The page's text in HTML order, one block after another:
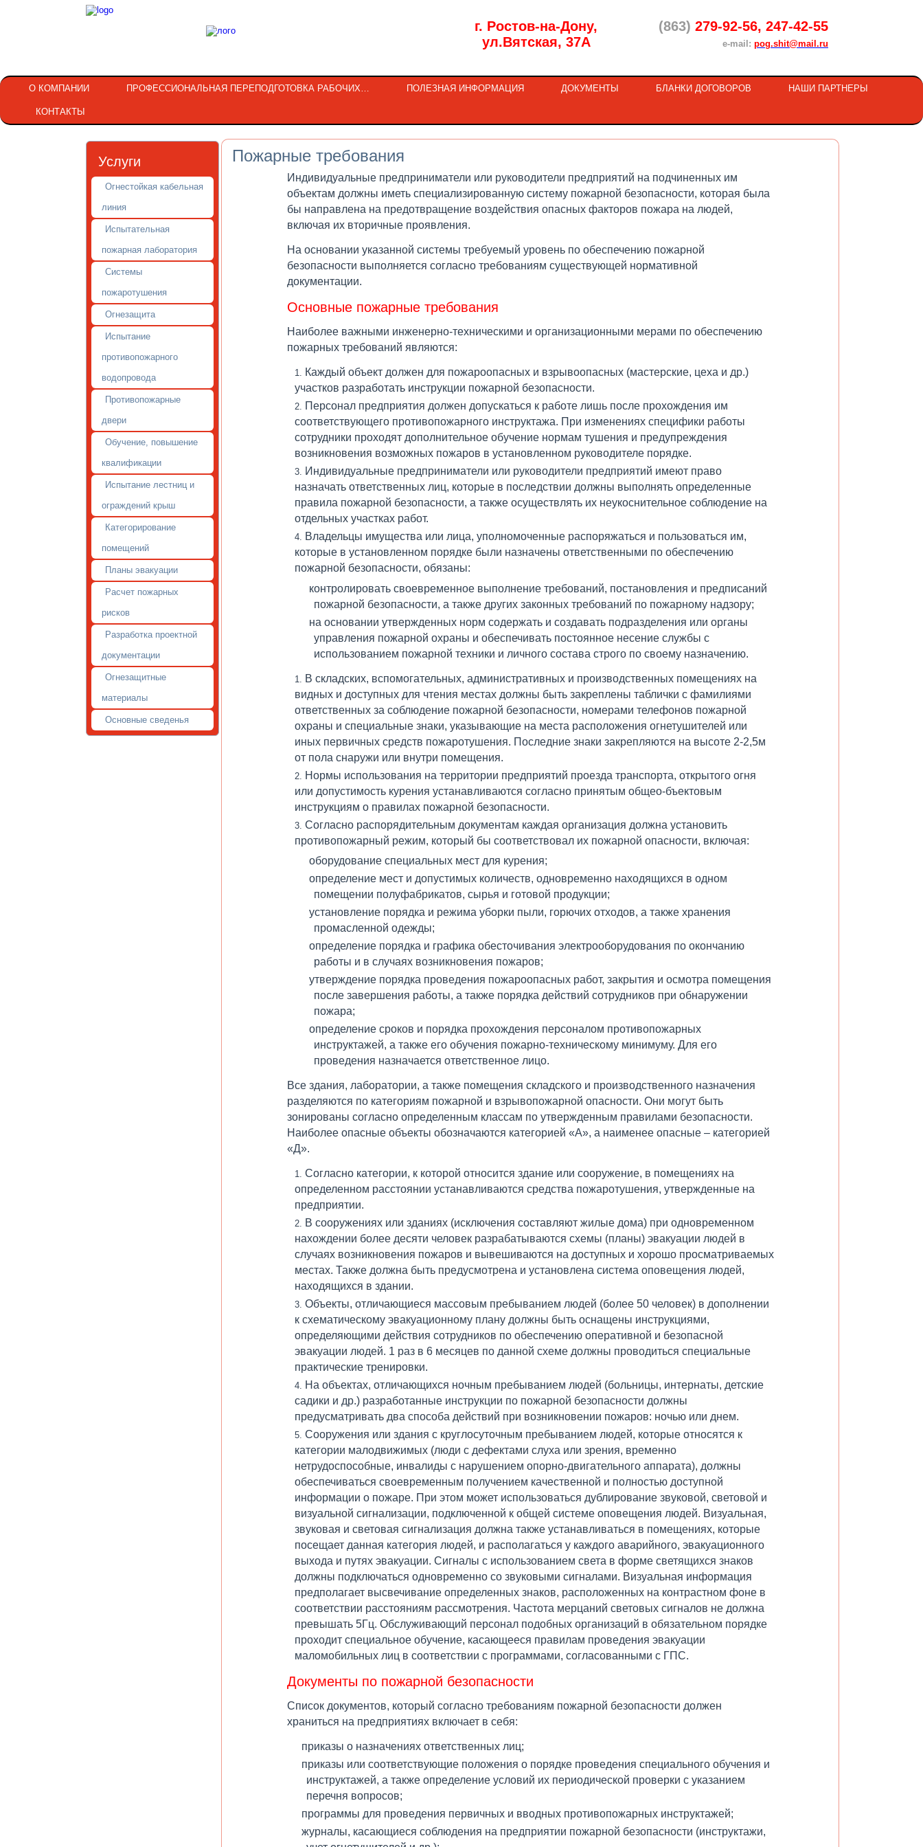
г. Ростов-на-Дону,
ул.Вятская, 37А
(863) 279-92-56, 247-42-55
e-mail: pog.shit@mail.ru
О КОМПАНИИ ПРОФЕССИОНАЛЬНАЯ ПЕРЕПОДГОТОВКА РАБОЧИХ… ПОЛЕЗНАЯ ИНФОРМАЦИЯ ДОКУМЕНТЫ БЛАНКИ ДОГОВОРОВ НАШИ ПАРТНЕРЫ
КОНТАКТЫ
Услуги
Огнестойкая кабельная
линия
Испытательная
пожарная лаборатория
Системы
пожаротушения
Огнезащита
Испытание
противопожарного
водопровода
Противопожарные
двери
Обучение, повышение
квалификации
Испытание лестниц и
ограждений крыш
Категорирование
помещений
Планы эвакуации
Расчет пожарных
рисков
Разработка проектной
документации
Огнезащитные
материалы
Основные сведенья
Пожарные требования
Индивидуальные предприниматели или руководители предприятий на подчиненных им
объектам должны иметь специализированную систему пожарной безопасности, которая была
бы направлена на предотвращение воздействия опасных факторов пожара на людей,
включая их вторичные проявления.
На основании указанной системы требуемый уровень по обеспечению пожарной
безопасности выполняется согласно требованиям существующей нормативной
документации.
Основные пожарные требования
Наиболее важными инженерно-техническими и организационными мерами по обеспечению
пожарных требований являются:
Каждый объект должен для пожароопасных и взрывоопасных (мастерские, цеха и др.)
участков разработать инструкции пожарной безопасности.
Персонал предприятия должен допускаться к работе лишь после прохождения им
соответствующего противопожарного инструктажа. При изменениях специфики работы
сотрудники проходят дополнительное обучение нормам тушения и предупреждения
возникновения возможных пожаров в установленном руководителе порядке.
Индивидуальные предприниматели или руководители предприятий имеют право
назначать ответственных лиц, которые в последствии должны выполнять определенные
правила пожарной безопасности, а также осуществлять их неукоснительное соблюдение на
отдельных участках работ.
Владельцы имущества или лица, уполномоченные распоряжаться и пользоваться им,
которые в установленном порядке были назначены ответственными по обеспечению
пожарной безопасности, обязаны:
контролировать своевременное выполнение требований, постановления и предписаний
пожарной безопасности, а также других законных требований по пожарному надзору;
на основании утвержденных норм содержать и создавать подразделения или органы
управления пожарной охраны и обеспечивать постоянное несение службы с
использованием пожарной техники и личного состава строго по своему назначению.
В складских, вспомогательных, административных и производственных помещениях на
видных и доступных для чтения местах должны быть закреплены таблички с фамилиями
ответственных за соблюдение пожарной безопасности, номерами телефонов пожарной
охраны и специальные знаки, указывающие на места расположения огнетушителей или
иных первичных средств пожаротушения. Последние знаки закрепляются на высоте 2-2,5м
от пола снаружи или внутри помещения.
Нормы использования на территории предприятий проезда транспорта, открытого огня
или допустимость курения устанавливаются согласно принятым общео-бъектовым
инструкциям о правилах пожарной безопасности.
Согласно распорядительным документам каждая организация должна установить
противопожарный режим, который бы соответствовал их пожарной опасности, включая:
оборудование специальных мест для курения;
определение мест и допустимых количеств, одновременно находящихся в одном
помещении полуфабрикатов, сырья и готовой продукции;
установление порядка и режима уборки пыли, горючих отходов, а также хранения
промасленной одежды;
определение порядка и графика обесточивания электрооборудования по окончанию
работы и в случаях возникновения пожаров;
утверждение порядка проведения пожароопасных работ, закрытия и осмотра помещения
после завершения работы, а также порядка действий сотрудников при обнаружении
пожара;
определение сроков и порядка прохождения персоналом противопожарных
инструктажей, а также его обучения пожарно-техническому минимуму. Для его
проведения назначается ответственное лицо.
Все здания, лаборатории, а также помещения складского и производственного назначения
разделяются по категориям пожарной и взрывопожарной опасности. Они могут быть
зонированы согласно определенным классам по утвержденным правилами безопасности.
Наиболее опасные объекты обозначаются категорией «А», а наименее опасные – категорией
«Д».
Согласно категории, к которой относится здание или сооружение, в помещениях на
определенном расстоянии устанавливаются средства пожаротушения, утвержденные на
предприятии.
В сооружениях или зданиях (исключения составляют жилые дома) при одновременном
нахождении более десяти человек разрабатываются схемы (планы) эвакуации людей в
случаях возникновения пожаров и вывешиваются на доступных и хорошо просматриваемых
местах. Также должна быть предусмотрена и установлена система оповещения людей,
находящихся в здании.
Объекты, отличающиеся массовым пребыванием людей (более 50 человек) в дополнении
к схематическому эвакуационному плану должны быть оснащены инструкциями,
определяющими действия сотрудников по обеспечению оперативной и безопасной
эвакуации людей. 1 раз в 6 месяцев по данной схеме должны проводиться специальные
практические тренировки.
На объектах, отличающихся ночным пребыванием людей (больницы, интернаты, детские
садики и др.) разработанные инструкции по пожарной безопасности должны
предусматривать два способа действий при возникновении пожаров: ночью или днем.
Сооружения или здания с круглосуточным пребыванием людей, которые относятся к
категории малодвижимых (люди с дефектами слуха или зрения, временно
нетрудоспособные, инвалиды с нарушением опорно-двигательного аппарата), должны
обеспечиваться своевременным получением качественной и полностью доступной
информации о пожаре. При этом может использоваться дублирование звуковой, световой и
визуальной сигнализации, подключенной к общей системе оповещения людей. Визуальная,
звуковая и световая сигнализация должна также устанавливаться в помещениях, которые
посещает данная категория людей, и располагаться у каждого аварийного, эвакуационного
выхода и путях эвакуации. Сигналы с использованием света в форме светящихся знаков
должны подключаться одновременно со звуковыми сигналами. Визуальная информация
предполагает высвечивание определенных знаков, расположенных на контрастном фоне в
соответствии расстояниям рассмотрения. Частота мерцаний световых сигналов не должна
превышать 5Гц. Обслуживающий персонал подобных организаций в обязательном порядке
проходит специальное обучение, касающееся правилам проведения эвакуации
маломобильных лиц в соответствии с программами, согласованными с ГПС.
Документы по пожарной безопасности
Список документов, который согласно требованиям пожарной безопасности должен
храниться на предприятиях включает в себя:
приказы о назначениях ответственных лиц;
приказы или соответствующие положения о порядке проведения специального обучения и
инструктажей, а также определение условий их периодической проверки с указанием
перечня вопросов;
программы для проведения первичных и вводных противопожарных инструктажей;
журналы, касающиеся соблюдения на предприятии пожарной безопасности (инструктажи,